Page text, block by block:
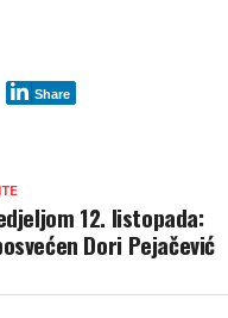
Share
12. listopada:
Dori Pejačević